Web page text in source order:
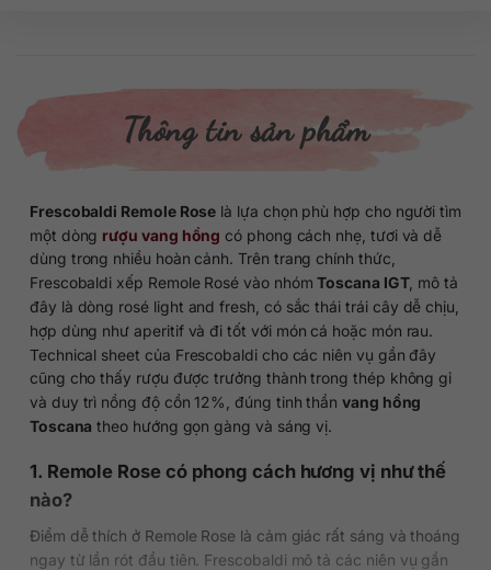
Thông tin sản phẩm
Frescobaldi Remole Rose là lựa chọn phù hợp cho người tìm
một dòng rượu vang hồng có phong cách nhẹ, tươi và dễ
dùng trong nhiều hoàn cảnh. Trên trang chính thức,
Frescobaldi xếp Remole Rosé vào nhómToscana IGT, mô tả
đây là dòng rosé light and fresh, có sắc thái trái cây dễ chịu,
hợp dùng như aperitif và đi tốt với món cá hoặc món rau.
Technical sheet của Frescobaldi cho các niên vụ gần đây
cũng cho thấy rượu được trưởng thành trong thép không gỉ
và duy trì nồng độ cồn 12%, đúng tinh thầnvang hồng
Toscana theo hướng gọn gàng và sáng vị.
1. Remole Rose có phong cách hương vị như thế
nào?
Điểm dễ thích ở Remole Rose là cảm giác rất sáng và thoáng
ngay từ lần rót đầu tiên. Frescobaldi mô tả các niên vụ gần